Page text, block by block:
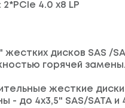
4.0 x8 LP
жестких дисков SAS /
горячей замены.
жесткие
до 4x3,5" SAS/SATA и